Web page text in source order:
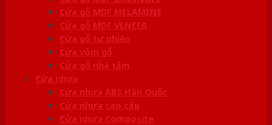
Cửa gỗ MDF MELAMINE
Cửa gỗ MDF VENEER
Cửa gỗ tự nhiên
Cửa vòm gỗ
Cửa gỗ nhà tắm
Cửa nhựa
Cửa nhựa ABS Hàn Quốc
Cửa nhựa cao cấp
Cửa nhựa Composite